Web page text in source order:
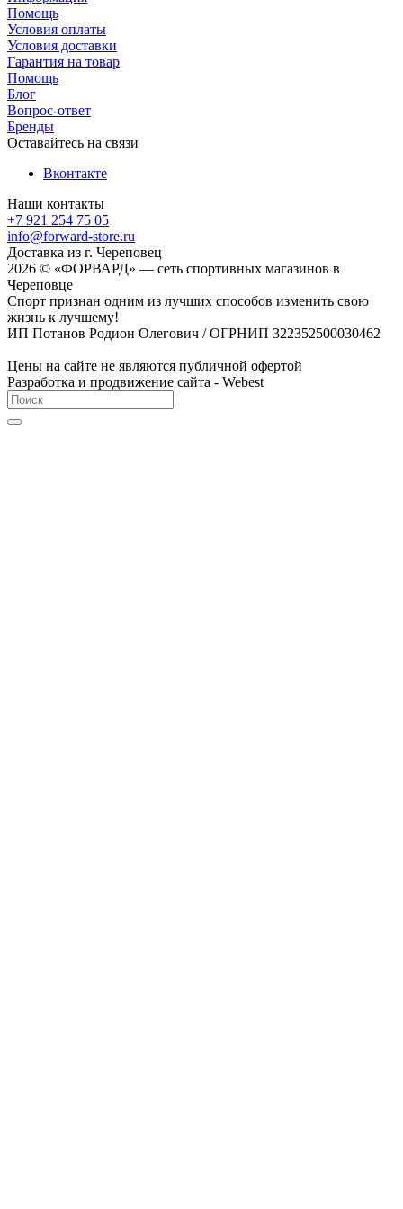
Помощь
Условия оплаты
Условия доставки
Гарантия на товар
Помощь
Блог
Вопрос-ответ
Бренды
Оставайтесь на связи
Вконтакте
Наши контакты
+7 921 254 75 05
info@forward-store.ru
Доставка из г. Череповец
2026 © «ФОРВАРД» — сеть спортивных магазинов в
Череповце
Спорт признан одним из лучших способов изменить свою
жизнь к лучшему!
ИП Потанов Родион Олегович / ОГРНИП 322352500030462
Цены на сайте не являются публичной офертой
Разработка и продвижение сайта - Webest